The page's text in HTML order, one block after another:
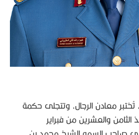
معادن الرجال، وتتجلى حكمة
الثامن والعشرين من فبراير